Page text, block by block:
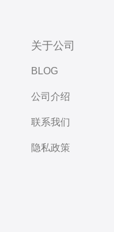
关于公司
BLOG
公司介绍
联系我们
隐私政策